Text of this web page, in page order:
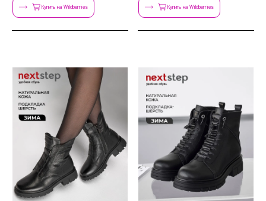
Купить на Wildberries Купить на Wildberries